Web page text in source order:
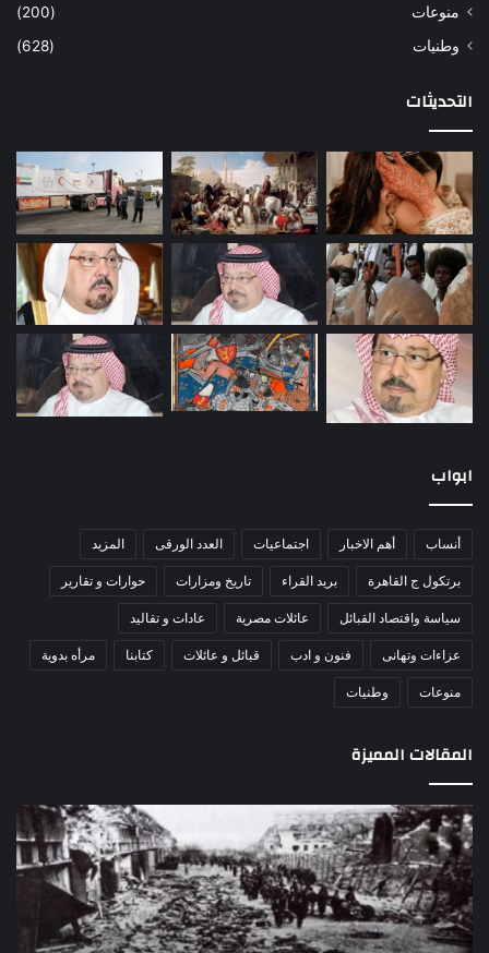
منوعات
(200)
وطنيات
(628)
التحديثات
ابواب
أنساب أهم الاخبار اجتماعيات العدد الورقى المزيد
برتكول ج القاهرة بريد القراء تاريخ ومزارات حوارات و تقارير
سياسة واقتصاد القبائل عائلات مصرية عادات و تقاليد
عزاءات وتهانى فنون و ادب قبائل و عائلات كتابنا مرأه بدوية
منوعات وطنيات
المقالات المميزة
اللواء
دكتور
راضي
عبدالمعطي
يكتب:
30